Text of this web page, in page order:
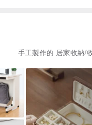
手工製作的 居家收納/